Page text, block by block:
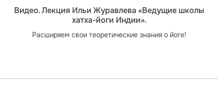
Видео. Лекция Ильи Журавлева «Ведущие школы
хатха-йоги Индии».
Расширяем свои теоретические знания о йоге!